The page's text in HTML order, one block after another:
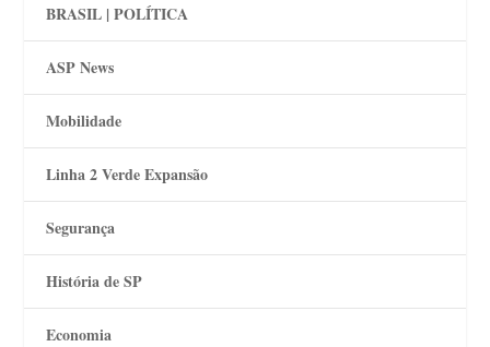
BRASIL | POLÍTICA
ASP News
Mobilidade
Linha 2 Verde Expansão
Segurança
História de SP
Economia